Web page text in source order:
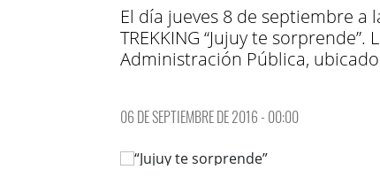
El día jueves 8 de septiembre a
TREKKING “Jujuy te
Administración Pública,
06 DE SEPTIEMBRE DE 2016 - 00:00